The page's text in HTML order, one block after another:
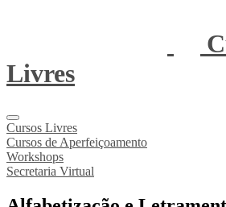
Livres
Cursos Livres
Cursos de Aperfeiçoamento
Workshops
Secretaria Virtual